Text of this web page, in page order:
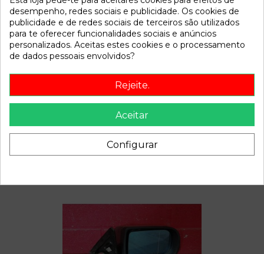
Referência 801790
Disponível a partir de: 2022-04-06
Recambio de mando elevalunas delantero izquierdo para
bmw serie 7 (e38) | 0.94 - 0.01 | 0.94 - 0.01 referencia OEM
desempenho, redes sociais e publicidade. Os cookies de
publicidade e de redes sociais de terceiros são utilizados
para te oferecer funcionalidades sociais e anúncios
personalizados. Aceitas estes cookies e o processamento
de dados pessoais envolvidos?
Rejeite.
Aceitar
Configurar